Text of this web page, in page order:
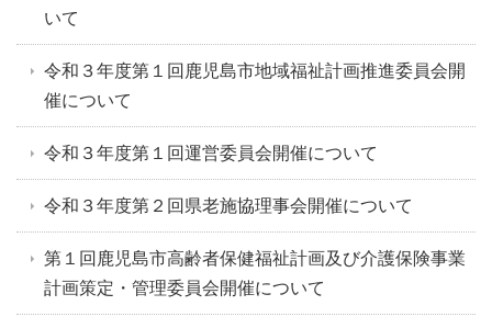
いて
令和３年度第１回鹿児島市地域福祉計画推進委員会開
催について
令和３年度第１回運営委員会開催について
令和３年度第２回県老施協理事会開催について
第１回鹿児島市高齢者保健福祉計画及び介護保険事業
計画策定・管理委員会開催について